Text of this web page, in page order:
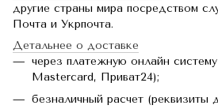
другие страны мира посредством
Почта и Укрпочта.
Детальнее о доставке
через платежную онлайн
Mastercard, Приват24);
безналичный расчет (реквизиты